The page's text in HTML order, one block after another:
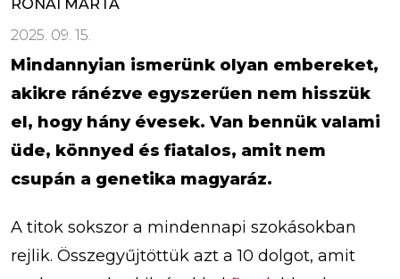
RÓNAI MÁRTA
2025. 09. 15.
Mindannyian ismerünk olyan embereket,
akikre ránézve egyszerűen nem hisszük
el, hogy hány évesek. Van bennük valami
üde, könnyed és fiatalos, amit nem
csupán a genetika magyaráz.
A titok sokszor a mindennapi szokásokban
rejlik. Összegyűjtöttük azt a 10 dolgot, amit